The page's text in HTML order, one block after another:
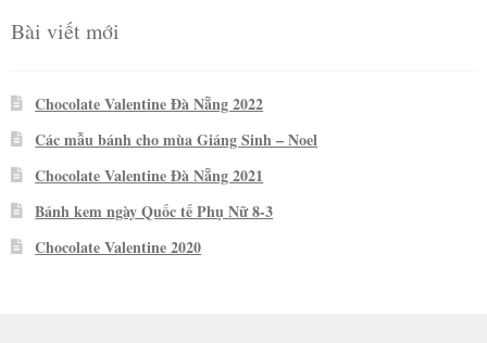
Bài viết mới
Chocolate Valentine Đà Nẵng 2022
Các mẫu bánh cho mùa Giáng Sinh – Noel
Chocolate Valentine Đà Nẵng 2021
Bánh kem ngày Quốc tế Phụ Nữ 8-3
Chocolate Valentine 2020